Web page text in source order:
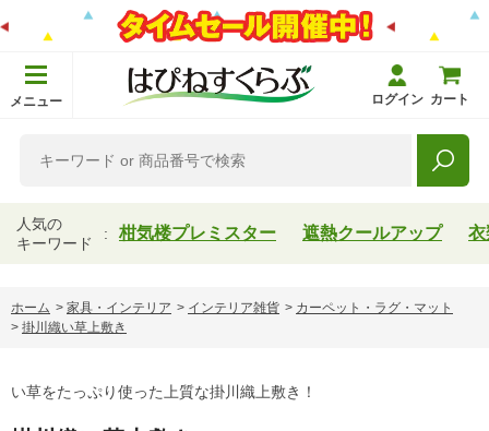
メニュー ログイン カート
人気の
キーワード
柑気楼プレミスター 遮熱クールアップ 衣
ホーム > 家具・インテリア > インテリア雑貨 > カーペット・ラグ・マット
> 掛川織い草上敷き
い草をたっぷり使った上質な掛川織上敷き！